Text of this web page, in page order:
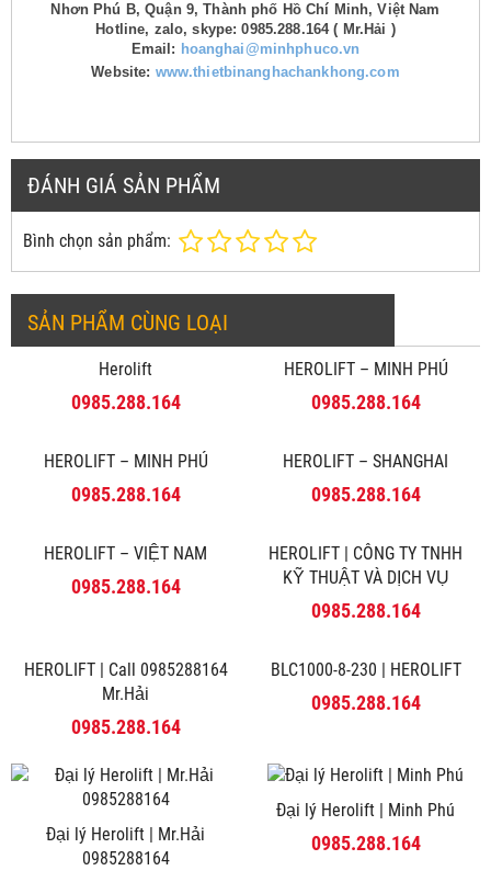
Nhơn Phú B, Quận 9, Thành phố Hồ Chí Minh, Việt Nam
Hotline, zalo, skype: 0985.288.164 ( Mr.Hải )
Email: hoanghai@minhphuco.vn
Website: www.thietbinanghachankhong.com
ĐÁNH GIÁ SẢN PHẨM
Bình chọn sản phẩm:
SẢN PHẨM CÙNG LOẠI
Herolift HEROLIFT – MINH PHÚ